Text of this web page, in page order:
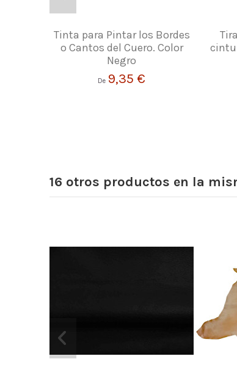
Tinta para Pintar los Bordes
o Cantos del Cuero. Color
Negro
De 9,35 €
16 otros productos en la